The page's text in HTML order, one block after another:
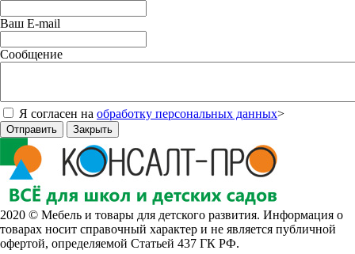
Ваш E-mail
Сообщение
Я согласен на обработку персональных данных>
Отправить Закрыть
2020 © Мебель и товары для детского развития. Информация о
товарах носит справочный характер и не является публичной
офертой, определяемой Статьей 437 ГК РФ.